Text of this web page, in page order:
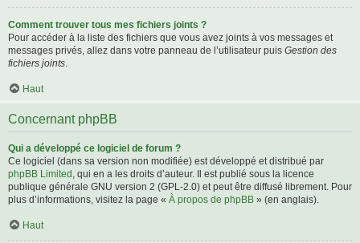
Comment trouver tous mes fichiers joints ?
Pour accéder à la liste des fichiers que vous avez joints à vos messages et
messages privés, allez dans votre panneau de l’utilisateur puis Gestion des
fichiers joints.
Haut
Concernant phpBB
Qui a développé ce logiciel de forum ?
Ce logiciel (dans sa version non modifiée) est développé et distribué par
phpBB Limited , qui en a les droits d’auteur. Il est publié sous la licence
publique générale GNU version 2 (GPL-2.0) et peut être diffusé librement. Pour
plus d’informations, visitez la page « À propos de phpBB » (en anglais).
Haut